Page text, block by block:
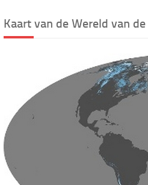
Kaart van de Wereld van